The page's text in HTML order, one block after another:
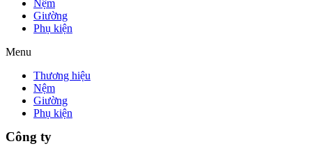
Nệm
Giường
Phụ kiện
Menu
Thương hiệu
Nệm
Giường
Phụ kiện
Công ty